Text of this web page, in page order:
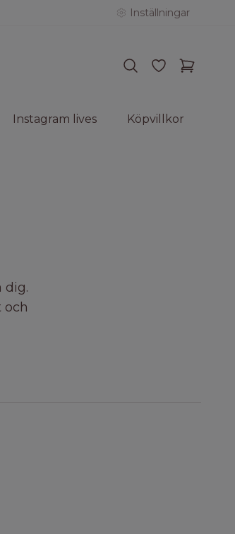
Inställningar
Instagram lives Köpvillkor
dig.
och